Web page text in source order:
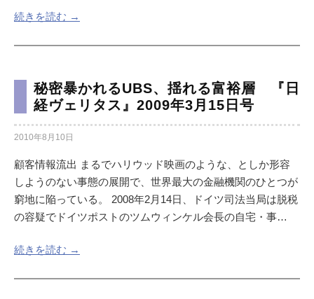
続きを読む →
秘密暴かれるUBS、揺れる富裕層 『日
経ヴェリタス』2009年3月15日号
2010年8月10日
顧客情報流出 まるでハリウッド映画のような、としか形容
しようのない事態の展開で、世界最大の金融機関のひとつが
窮地に陥っている。 2008年2月14日、ドイツ司法当局は脱税
の容疑でドイツポストのツムウィンケル会長の自宅・事…
続きを読む →